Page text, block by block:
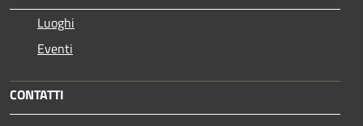
Luoghi
Eventi
CONTATTI